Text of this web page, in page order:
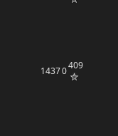
14370409